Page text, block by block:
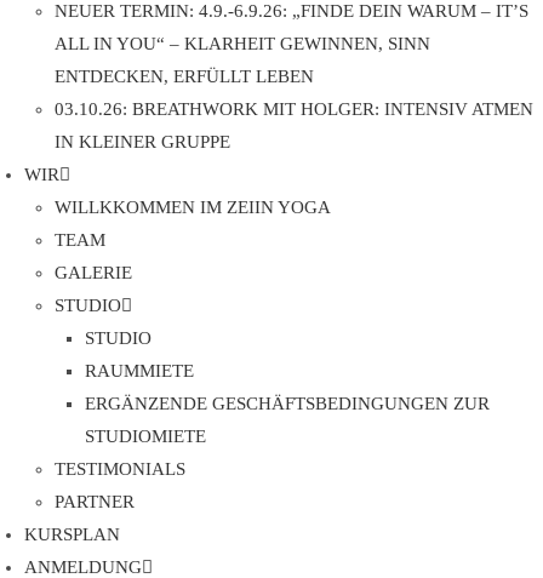
NEUER TERMIN: 4.9.-6.9.26: „FINDE DEIN WARUM – IT’S
ALL IN YOU“ – KLARHEIT GEWINNEN, SINN
ENTDECKEN, ERFÜLLT LEBEN
03.10.26: BREATHWORK MIT HOLGER: INTENSIV ATMEN
IN KLEINER GRUPPE
WIR
WILLKKOMMEN IM ZEIIN YOGA
TEAM
GALERIE
STUDIO
STUDIO
RAUMMIETE
ERGÄNZENDE GESCHÄFTSBEDINGUNGEN ZUR
STUDIOMIETE
TESTIMONIALS
PARTNER
KURSPLAN​
ANMELDUNG